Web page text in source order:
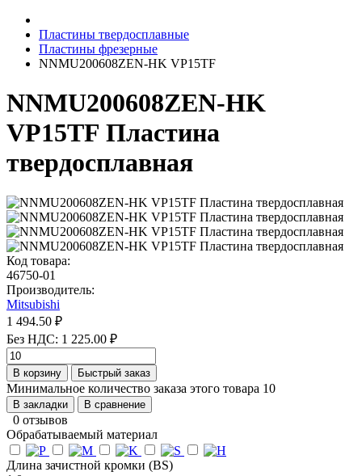
Пластины твердосплавные
Пластины фрезерные
NNMU200608ZEN-HK VP15TF
NNMU200608ZEN-HK
VP15TF Пластина
твердосплавная
Код товара:
46750-01
Производитель:
Mitsubishi
1 494.50 ₽
Без НДС: 1 225.00 ₽
В корзину Быстрый заказ
Минимальное количество заказа этого товара 10
В закладки В сравнение
0 отзывов
Обрабатываемый материал
Длина зачистной кромки (BS)